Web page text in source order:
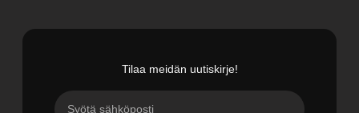
Tilaa meidän uutiskirje!